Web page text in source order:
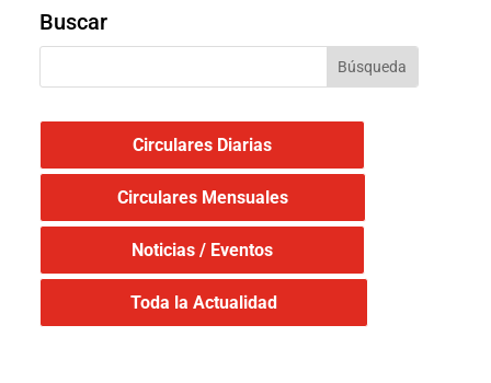
Buscar
Circulares Diarias
Circulares Mensuales
Noticias / Eventos
Toda la Actualidad